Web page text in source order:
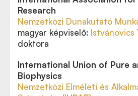
Research
Nemzetközi Dunakutató
magyar képviselő: Istvánovics
doktora
International Union of Pure
Biophysics
Nemzetközi Elméleti és